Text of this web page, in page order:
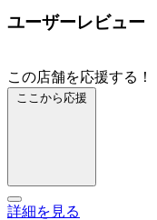
ユーザーレビュー
この店舗を応援する！
ここから応援
詳細を見る